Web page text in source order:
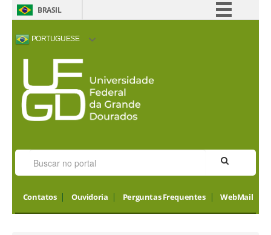
BRASIL
PORTUGUESE
ACESSIBILIDADE ALTO CONTRASTE
VISITORS
Contatos Ouvidoria Perguntas Frequentes WebMail